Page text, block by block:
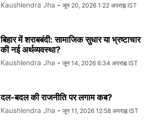
Kaushlendra Jha - जून 20, 2026 1:22 अपराह्न IST
बिहार में शराबबंदी: सामाजिक सुधार या भ्रष्टाचार
की नई अर्थव्यवस्था?
Kaushlendra Jha - जून 14, 2026 6:34 अपराह्न IST
दल-बदल की राजनीति पर लगाम कब?
Kaushlendra Jha - जून 11, 2026 12:58 अपराह्न IST